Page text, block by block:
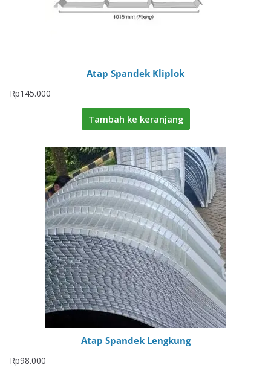
Atap Spandek Kliplok
Rp145.000
Tambah ke keranjang
Atap Spandek Lengkung
Rp98.000